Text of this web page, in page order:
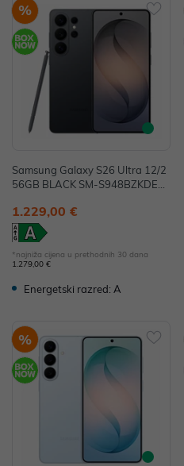
%
Samsung Galaxy S26 Ultra 12/2
56GB BLACK SM-S948BZKDEU
1.229,00 €
*najniža cijena u prethodnih 30 dana
1.279,00 €
Energetski razred: A
%